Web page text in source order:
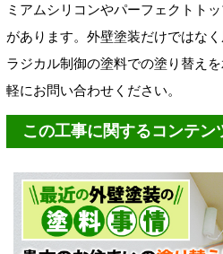
ミアムシリコンやパーフェクトト
があります。外壁塗装だけではな
ラジカル制御の塗料での塗り替え
軽にお問い合わせください。
この工事に関するコンテン